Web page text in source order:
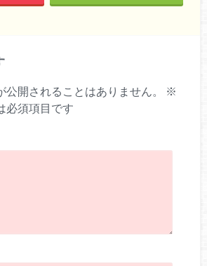
公開されることはありません。
※
必須項目です